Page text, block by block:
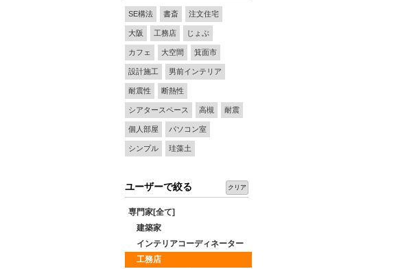
SE構法 書斎 注文住宅
大阪 工務店 じょぶ
カフェ 大空間 箕面市
設計施工 男前インテリア
耐震性 断熱性
シアタースペース 高槻 耐震
個人部屋 パソコン室
シンプル 珪藻土
ユーザーで絞る クリア
専門家[全て]
建築家
インテリアコーディネーター
工務店